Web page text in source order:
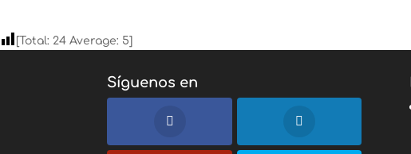
[Total: 24 Average: 5]
Síguenos en